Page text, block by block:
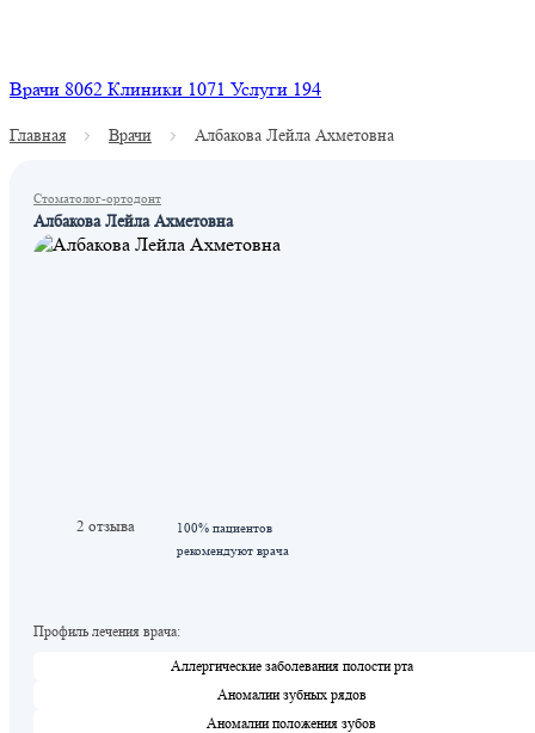
Врачи 8062 Клиники 1071 Услуги 194
Главная Врачи Албакова Лейла Ахметовна
Стоматолог-ортодонт
Албакова Лейла Ахметовна
2 отзыва
100% пациентов
рекомендуют врача
Профиль лечения врача:
Аллергические заболевания полости рта
Аномалии зубных рядов
Аномалии положения зубов